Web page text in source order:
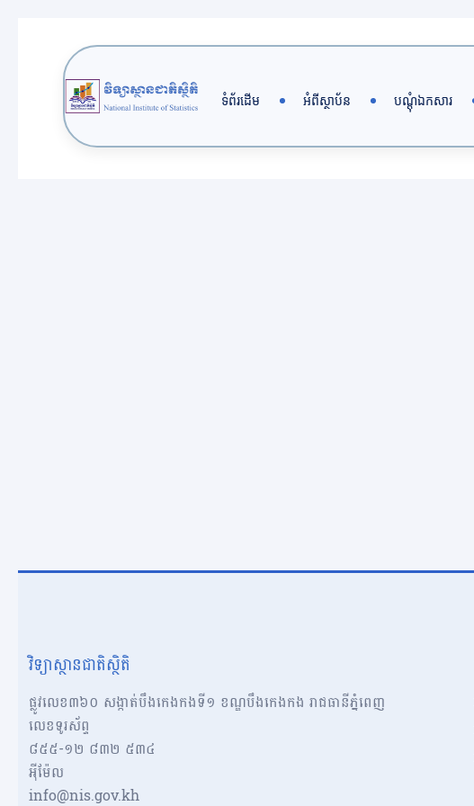
content
ទំព័រដើម អំពីស្ថាប័ន បណ្តុំឯកសារ
វិទ្យាស្ថានជាតិស្ថិតិ
ផ្លូវលេខ៣៦០ សង្កាត់បឹងកេងកងទី១ ខណ្ឌបឹងកេងកង រាជធានីភ្នំពេញ
លេខទូរស័ព្ទ
៨៥៥-១២​​ ៨៣២ ៥៣៤
អុីម៉ែល
info@nis.gov.kh